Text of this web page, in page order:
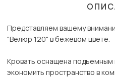
Представляем вашему
"Велюр 120" в бежевом цвете.
Кровать оснащена
экономить пространство в